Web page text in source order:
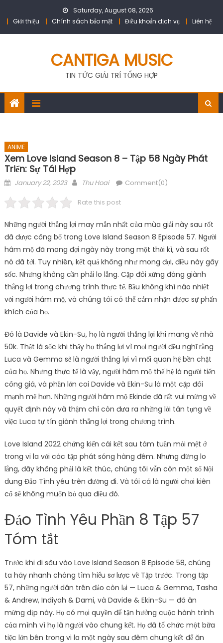
Saturday, August 08, 2026
Giới thiệu
Chính sách bảo mật Điều khoản dịch vụ Liên hệ
CANTIGA MUSIC
TIN TỨC GIẢI TRÍ TỔNG HỢP
ANIME
Xem Love Island Season 8 – Tập 58 Ngày Phát
Triển: Sự Tái Hợp
Posted
January 22, 2023 Author
Thu Hoai Comment(0)
Rate this post
Những người thắng lợi may mắn nhất của mùa giải này sau rốt
đã được công bố trong Love Island Season 8 Episode 57. Người
hâm mộ đã mong đợi ngày này trong một thời kì, và sau rốt
nó đã tới. Tuy nhiên, kết quả không như mong đợi, điều này gây
sốc. Nhưng không cần phải lo lắng. Cặp đôi xứng đáng giành
thắng lợi trong chương trình thực tế. Bầu không khí náo nhiệt
với người hâm mộ, và chúng tôi có thể cảm nhận được sự phấn
khích của họ.
Đó là Davide và Ekin-Su, họ là người thắng lợi khi mang về nhà
50k. Thật là sốc khi thấy họ thắng lợi vì mọi người đều nghĩ rằng
Luca và Gemma sẽ là người thắng lợi vì mối quan hệ bền chặt
của họ. Nhưng thực tế là vậy, người hâm mộ thế hệ là người tiến
công giá, và phần lớn coi Davide và Ekin-Su là một cặp đôi
mạnh mẽ hơn. Những người hâm mộ Ekinde đã rất vui mừng về
quyết định này và thậm chí còn đưa ra những lời tán tụng về
việc Luca tự tín giành thắng lợi trong chương trình.
Love Island 2022 chứng kiến ​​cái kết sau tám tuần mỏi mệt ở
trong vi la với các tập phát sóng hàng đêm. Nhưng đừng lo
lắng, đây không phải là kết thúc, chúng tôi vẫn còn một số Nội
dung Đảo Tình yêu trên đường đi. Và tôi cá là người chơi kiên
cố sẽ không muốn bỏ qua điều đó.
Đảo Tình Yêu Phần 8 Tập 57
Tóm tắt
Trước khi đi sâu vào Love Island Season 8 Episode 58, chúng
ta hãy nhanh chóng tìm hiểu sơ lược về Tập trước. Trong tập
57, những người dân trên đảo còn lại — Luca & Gemma, Tasha
& Andrew, Indiyah & Dami, và Davide & Ekin-Su — đã ăn
mừng dịp này. Họ có mọi quyền để tận hưởng cuộc hành trình
của mình vì họ là người vào chung kết. Họ đã tổ chức một bữa
tiệc lớn bên trong vi la một ngày sau đêm chung kết để ăn